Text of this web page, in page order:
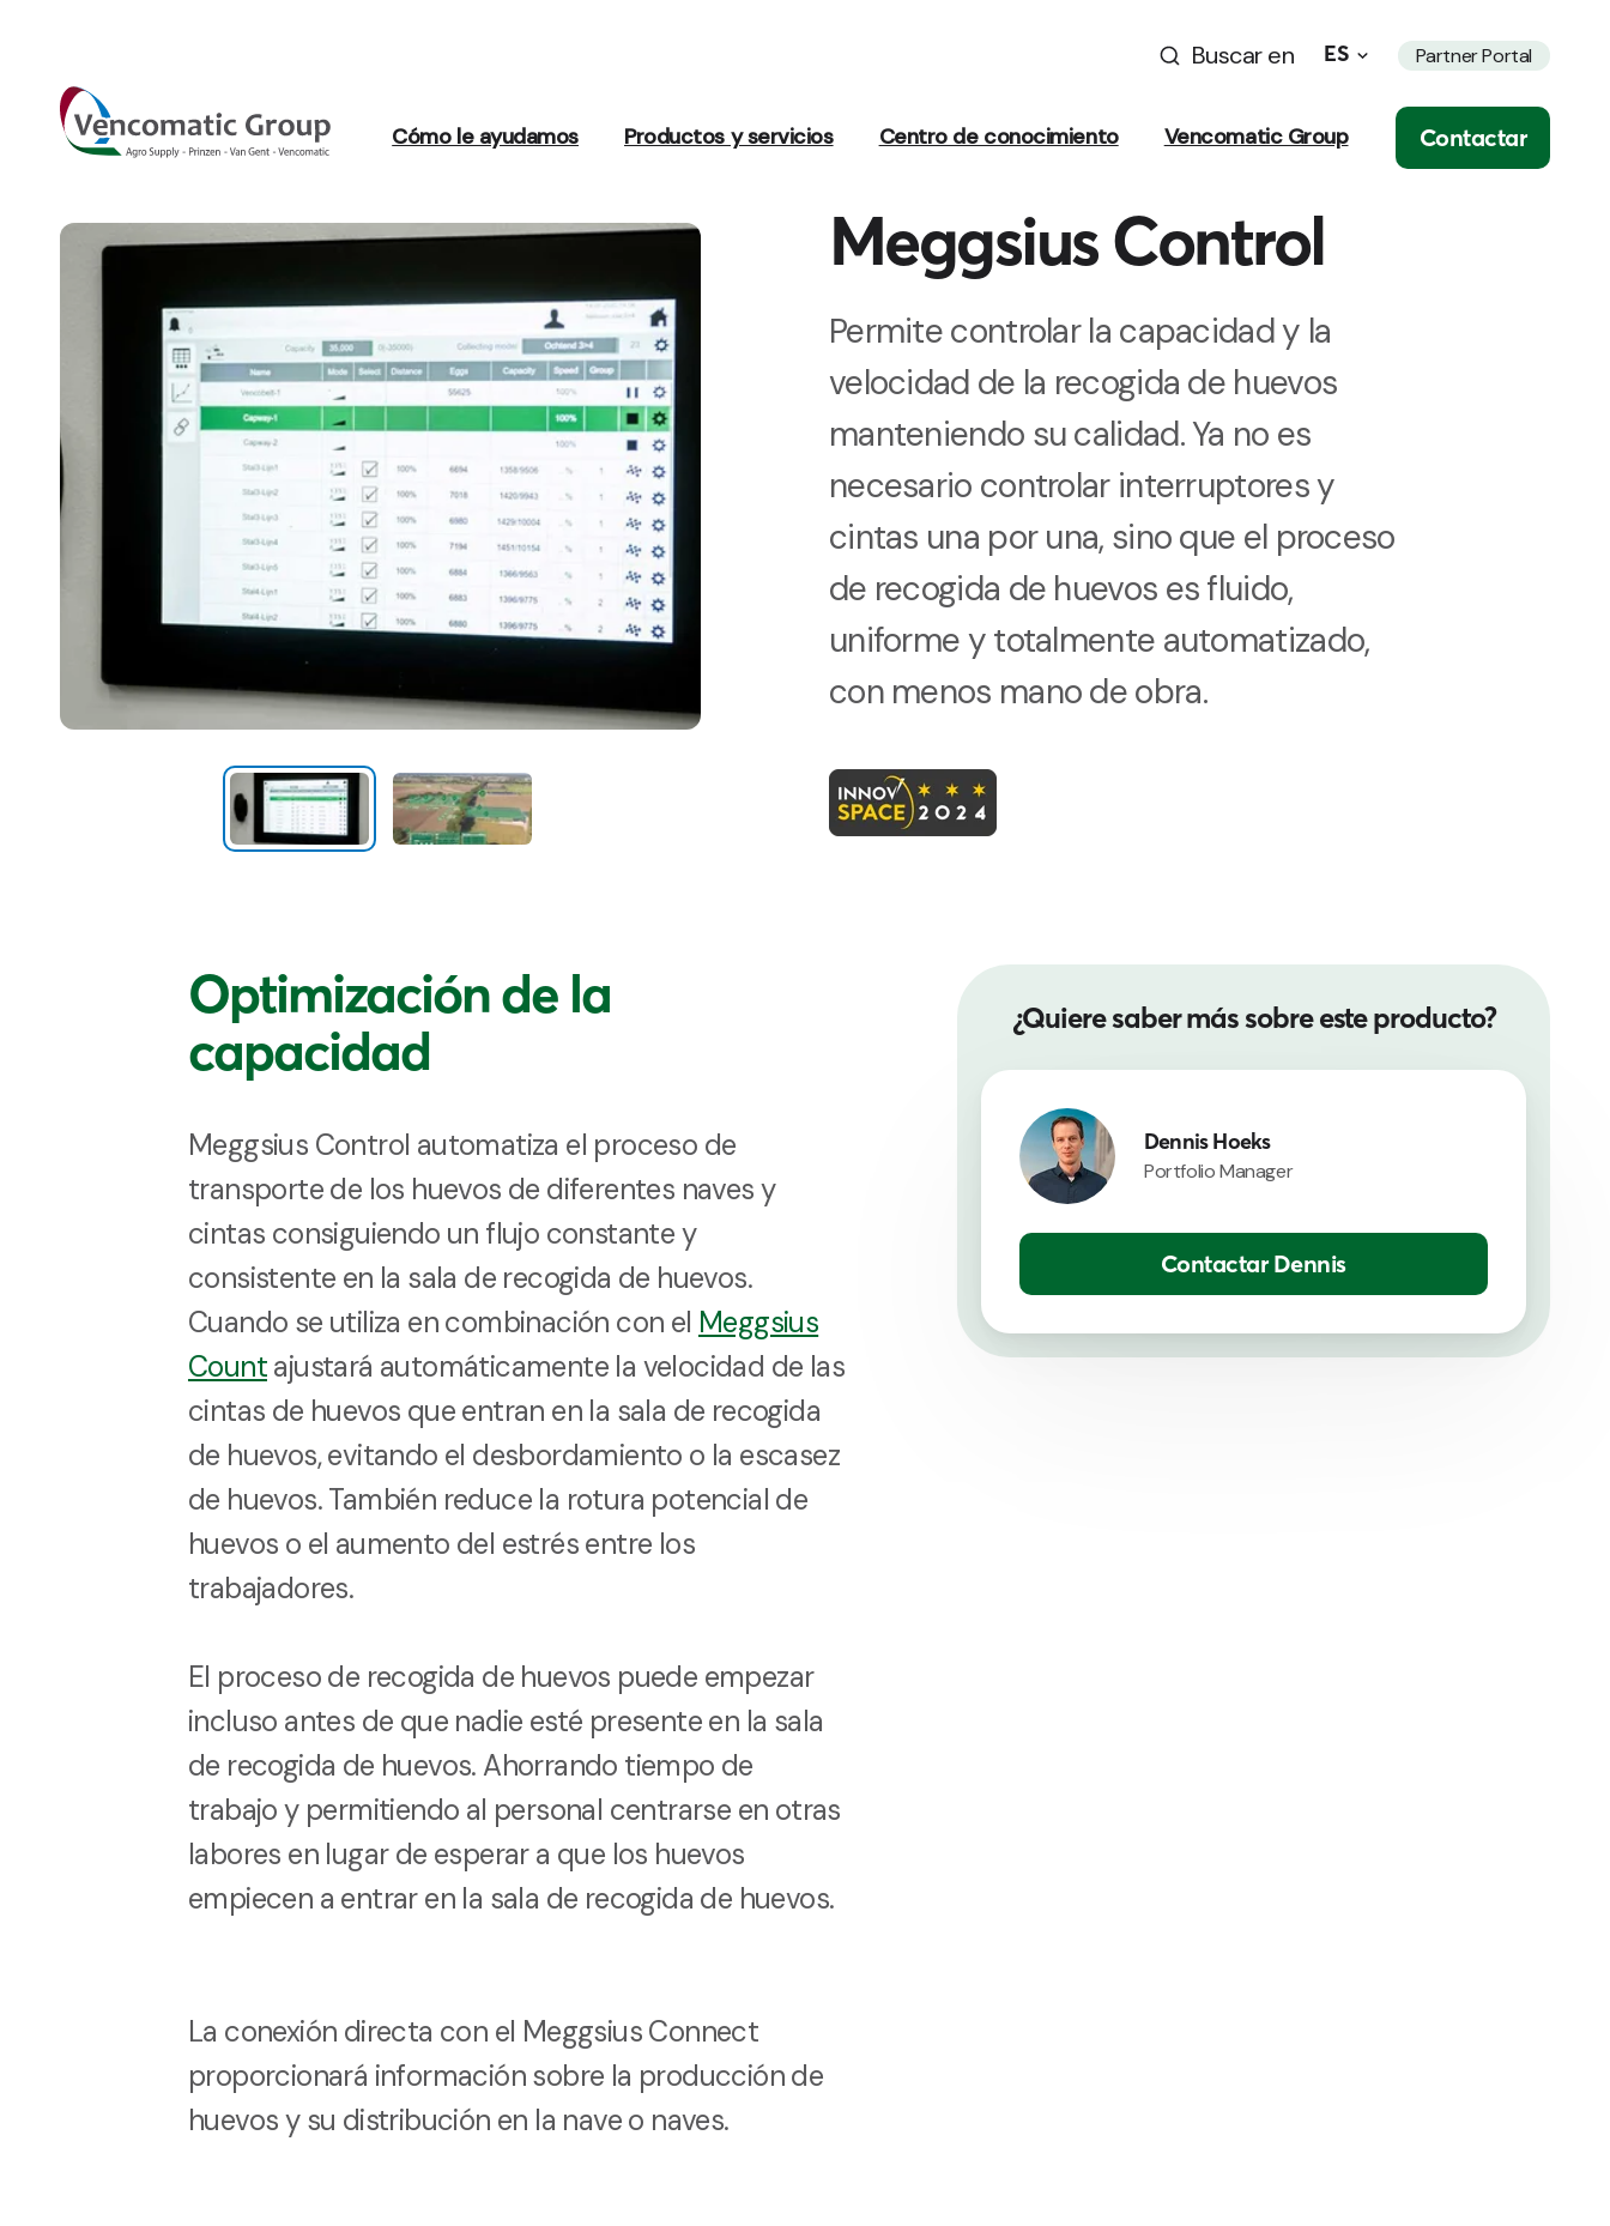
Buscar en ES Partner Portal
Cómo le ayudamos Productos y servicios Centro de conocimiento Vencomatic Group Contactar
Meggsius Control
Permite controlar la capacidad y la
velocidad de la recogida de huevos
manteniendo su calidad. Ya no es
necesario controlar interruptores y
cintas una por una, sino que el proceso
de recogida de huevos es fluido,
uniforme y totalmente automatizado,
con menos mano de obra.
Optimización de la
capacidad
Meggsius Control automatiza el proceso de
transporte de los huevos de diferentes naves y
cintas consiguiendo un flujo constante y
consistente en la sala de recogida de huevos.
Cuando se utiliza en combinación con el Meggsius
Countajustará automáticamente la velocidad de las
cintas de huevos que entran en la sala de recogida
de huevos, evitando el desbordamiento o la escasez
de huevos. También reduce la rotura potencial de
huevos o el aumento del estrés entre los
trabajadores.
El proceso de recogida de huevos puede empezar
incluso antes de que nadie esté presente en la sala
de recogida de huevos. Ahorrando tiempo de
trabajo y permitiendo al personal centrarse en otras
labores en lugar de esperar a que los huevos
empiecen a entrar en la sala de recogida de huevos.
La conexión directa con el Meggsius Connect
proporcionará información sobre la producción de
huevos y su distribución en la nave o naves.
¿Quiere saber más sobre este producto?
Dennis Hoeks
Portfolio Manager
Contactar Dennis